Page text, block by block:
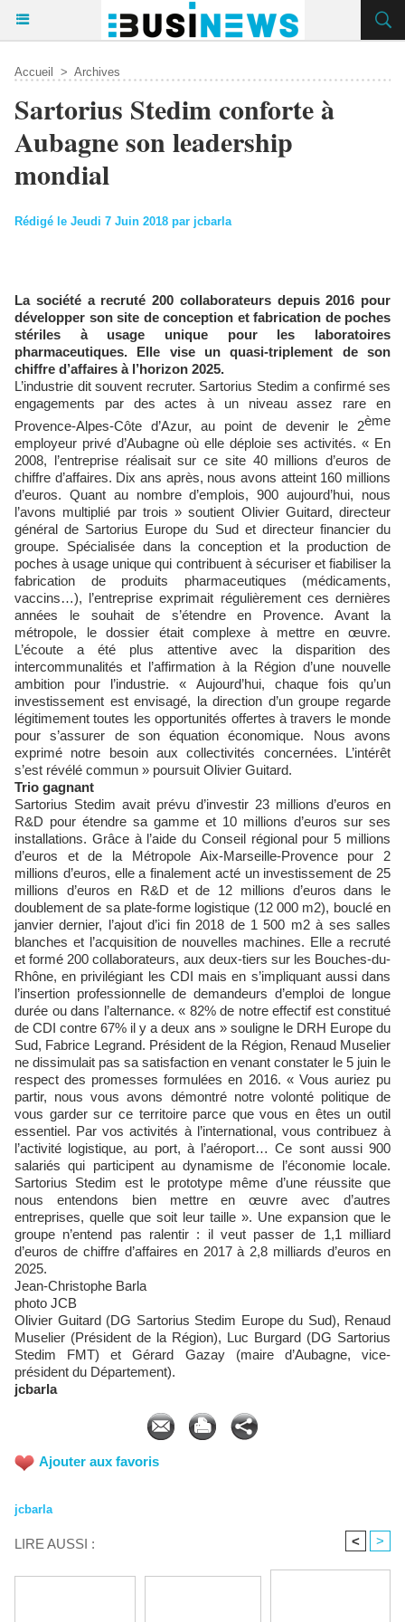
Accueil > Archives
Sartorius Stedim conforte à
Aubagne son leadership
mondial
Rédigé le Jeudi 7 Juin 2018 par jcbarla
La société a recruté 200 collaborateurs depuis 2016 pour
développer son site de conception et fabrication de poches
stériles à usage unique pour les laboratoires
pharmaceutiques. Elle vise un quasi-triplement de son
chiffre d’affaires à l’horizon 2025.
L’industrie dit souvent recruter. Sartorius Stedim a confirmé ses
engagements par des actes à un niveau assez rare en
Provence-Alpes-Côte d’Azur, au point de devenir le 2ème
employeur privé d’Aubagne où elle déploie ses activités. « En
2008, l’entreprise réalisait sur ce site 40 millions d’euros de
chiffre d’affaires. Dix ans après, nous avons atteint 160 millions
d’euros. Quant au nombre d’emplois, 900 aujourd’hui, nous
l’avons multiplié par trois » soutient Olivier Guitard, directeur
général de Sartorius Europe du Sud et directeur financier du
groupe. Spécialisée dans la conception et la production de
poches à usage unique qui contribuent à sécuriser et fiabiliser la
fabrication de produits pharmaceutiques (médicaments,
vaccins…), l’entreprise exprimait régulièrement ces dernières
années le souhait de s’étendre en Provence. Avant la
métropole, le dossier était complexe à mettre en œuvre.
L’écoute a été plus attentive avec la disparition des
intercommunalités et l’affirmation à la Région d’une nouvelle
ambition pour l’industrie. « Aujourd’hui, chaque fois qu’un
investissement est envisagé, la direction d’un groupe regarde
légitimement toutes les opportunités offertes à travers le monde
pour s’assurer de son équation économique. Nous avons
exprimé notre besoin aux collectivités concernées. L’intérêt
s’est révélé commun » poursuit Olivier Guitard.
Trio gagnant
Sartorius Stedim avait prévu d’investir 23 millions d’euros en
R&D pour étendre sa gamme et 10 millions d’euros sur ses
installations. Grâce à l’aide du Conseil régional pour 5 millions
d’euros et de la Métropole Aix-Marseille-Provence pour 2
millions d’euros, elle a finalement acté un investissement de 25
millions d’euros en R&D et de 12 millions d’euros dans le
doublement de sa plate-forme logistique (12 000 m2), bouclé en
janvier dernier, l’ajout d’ici fin 2018 de 1 500 m2 à ses salles
blanches et l’acquisition de nouvelles machines. Elle a recruté
et formé 200 collaborateurs, aux deux-tiers sur les Bouches-du-
Rhône, en privilégiant les CDI mais en s’impliquant aussi dans
l’insertion professionnelle de demandeurs d’emploi de longue
durée ou dans l’alternance. « 82% de notre effectif est constitué
de CDI contre 67% il y a deux ans » souligne le DRH Europe du
Sud, Fabrice Legrand. Président de la Région, Renaud Muselier
ne dissimulait pas sa satisfaction en venant constater le 5 juin le
respect des promesses formulées en 2016. « Vous auriez pu
partir, nous vous avons démontré notre volonté politique de
vous garder sur ce territoire parce que vous en êtes un outil
essentiel. Par vos activités à l’international, vous contribuez à
l’activité logistique, au port, à l’aéroport… Ce sont aussi 900
salariés qui participent au dynamisme de l’économie locale.
Sartorius Stedim est le prototype même d’une réussite que
nous entendons bien mettre en œuvre avec d’autres
entreprises, quelle que soit leur taille ». Une expansion que le
groupe n’entend pas ralentir : il veut passer de 1,1 milliard
d’euros de chiffre d’affaires en 2017 à 2,8 milliards d’euros en
2025.
Jean-Christophe Barla
photo JCB
Olivier Guitard (DG Sartorius Stedim Europe du Sud), Renaud
Muselier (Président de la Région), Luc Burgard (DG Sartorius
Stedim FMT) et Gérard Gazay (maire d’Aubagne, vice-
président du Département).
jcbarla
Ajouter aux favoris
jcbarla
LIRE AUSSI : < >